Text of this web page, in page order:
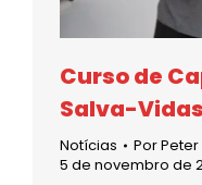
Curso de
Salva-Vidas
Notícias PorPeter
5 de novembro de